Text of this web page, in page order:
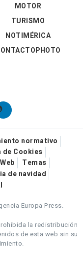
MOTOR
TURISMO
NOTIMÉRICA
normativo
Cookies
Temas
de navidad
Europa Press.
la redistribución
de esta web sin su